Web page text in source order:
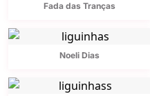
Fada das Tranças
Noeli Dias